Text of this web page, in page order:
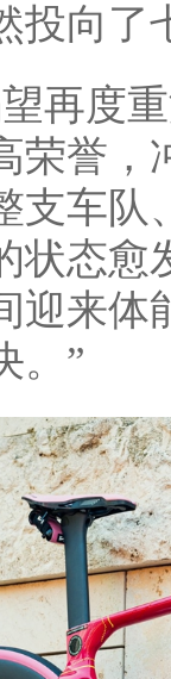
投向了
再度
荣誉，
支车队
状态
迎来体
。”